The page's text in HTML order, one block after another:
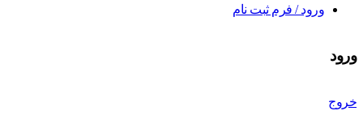
ورود / فرم ثبت نام
ورود
خروج